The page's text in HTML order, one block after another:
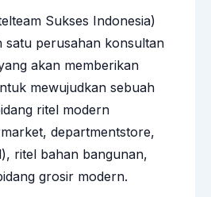
Sukses Indonesia)
satu perusahan konsultan
akan memberikan
mewujudkan sebuah
ritel modern
departmentstore,
ritel bahan bangunan,
grosir modern.